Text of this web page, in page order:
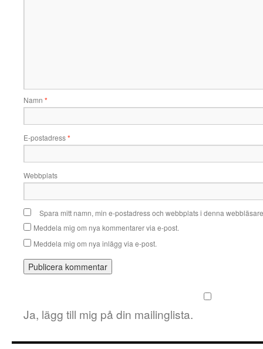
Namn *
E-postadress*
Webbplats
Spara mitt namn, min e-postadress och webbplats i denna
Meddela mig om nya kommentarer via e-post.
Meddela mig om nya inlägg via e-post.
Ja, lägg till mig på din mailinglista.